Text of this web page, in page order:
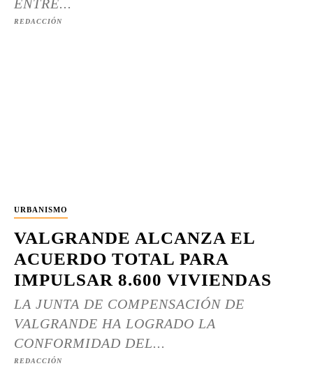
ENTRE...
REDACCIÓN
URBANISMO
VALGRANDE ALCANZA EL
ACUERDO TOTAL PARA
IMPULSAR 8.600 VIVIENDAS
LA JUNTA DE COMPENSACIÓN DE
VALGRANDE HA LOGRADO LA
CONFORMIDAD DEL...
REDACCIÓN